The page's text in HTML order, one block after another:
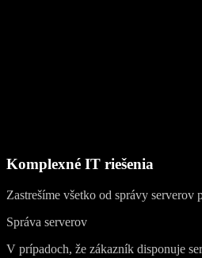
Komplexné IT riešenia
Zastrešíme všetko od správy serverov
Správa serverov
V prípadoch, že zákazník disponuje